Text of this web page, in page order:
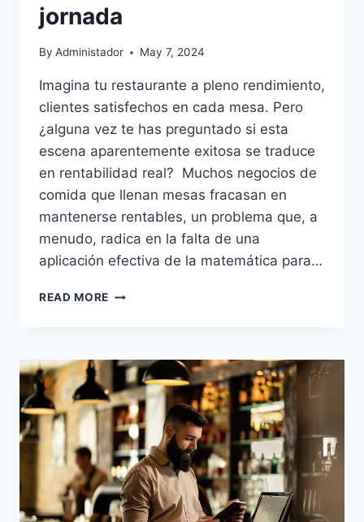
jornada
By Administador May 7, 2024
Imagina tu restaurante a pleno rendimiento,
clientes satisfechos en cada mesa. Pero
¿alguna vez te has preguntado si esta
escena aparentemente exitosa se traduce
en rentabilidad real? Muchos negocios de
comida que llenan mesas fracasan en
mantenerse rentables, un problema que, a
menudo, radica en la falta de una
aplicación efectiva de la matemática para…
READ MORE CONOCE
REVOLUCIONA
RENDIMIENTO
DE
TU
RESTAURANTE
EN
CADA
JORNADA